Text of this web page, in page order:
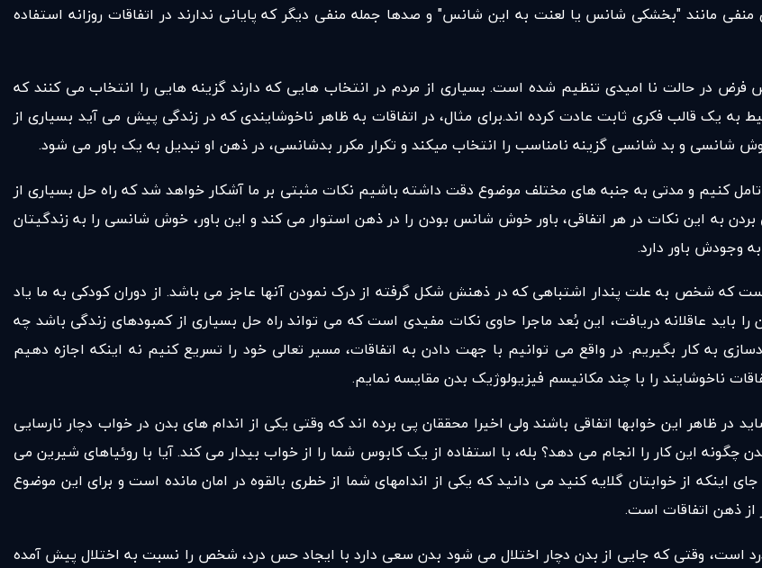
منفی مانند "بخشکی شانس یا لعنت به این شانس" و صدها جمله منفی دیگر که پایانی ندارند در اتفاقات روزانه استفاده
فرض در حالت نا امیدی تنظیم شده است. بسیاری از مردم در انتخاب هایی که دارند گزینه هایی را انتخاب می کنند که
یک قالب فکری ثابت عادت کرده اند.برای مثال، در اتفاقات به ظاهر ناخوشایندی که در زندگی پیش می آید بسیاری از
و بد شانسی گزینه نامناسب را انتخاب میکند و تکرار مکرر بدشانسی، در ذهن او تبدیل به یک باور می شود.
تامل کنیم و مدتی به جنبه های مختلف موضوع دقت داشته باشیم نکات مثبتی بر ما آشکار خواهد شد که راه حل بسیاری از
به این نکات در هر اتفاقی، باور خوش شانس بودن را در ذهن استوار می کند و این باور، خوش شانسی را به زندگیتان
وجودش باور دارد.
که شخص به علت پندار اشتباهی که در ذهنش شکل گرفته از درک نمودن آنها عاجز می باشد. از دوران کودکی به ما یاد
باید عاقلانه دریافت، این بُعد ماجرا حاوی نکات مفیدی است که می تواند راه حل بسیاری از کمبودهای زندگی باشد چه
به کار بگیریم. در واقع می توانیم با جهت دادن به اتفاقات، مسیر تعالی خود را تسریع کنیم نه اینکه اجازه دهیم
ناخوشایند را با چند مکانیسم فیزیولوژیک بدن مقایسه نمایم.
ظاهر این خوابها اتفاقی باشند ولی اخیرا محققان پی برده اند که وقتی یکی از اندام های بدن در خواب دچار نارسایی
این کار را انجام می دهد؟ بله، با استفاده از یک کابوس شما را از خواب بیدار می کند. آیا با روئیاهای شیرین می
اینکه از خوابتان گلایه کنید می دانید که یکی از اندامهای شما از خطری بالقوه در امان مانده است و برای این موضوع
از ذهن اتفاقات است.
است، وقتی که جایی از بدن دچار اختلال می شود بدن سعی دارد با ایجاد حس درد، شخص را نسبت به اختلال پیش آمده